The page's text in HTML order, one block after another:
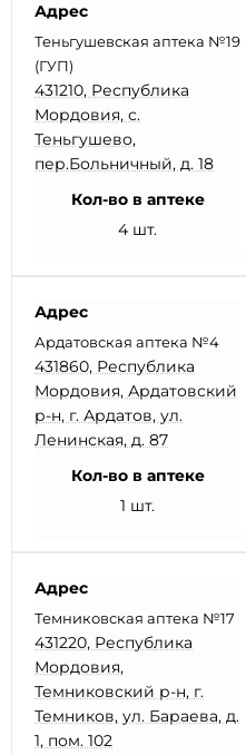
Адрес
Теньгушевская аптека №19
(ГУП)
431210, Республика
Мордовия, с.
Теньгушево,
пер.Больничный, д. 18
Кол-во в аптеке
4 шт.
Адрес
Ардатовская аптека №4
431860, Республика
Мордовия, Ардатовский
р-н, г. Ардатов, ул.
Ленинская, д. 87
Кол-во в аптеке
1 шт.
Адрес
Темниковская аптека №17
431220, Республика
Мордовия,
Темниковский р-н, г.
Темников, ул. Бараева, д.
1, пом. 102